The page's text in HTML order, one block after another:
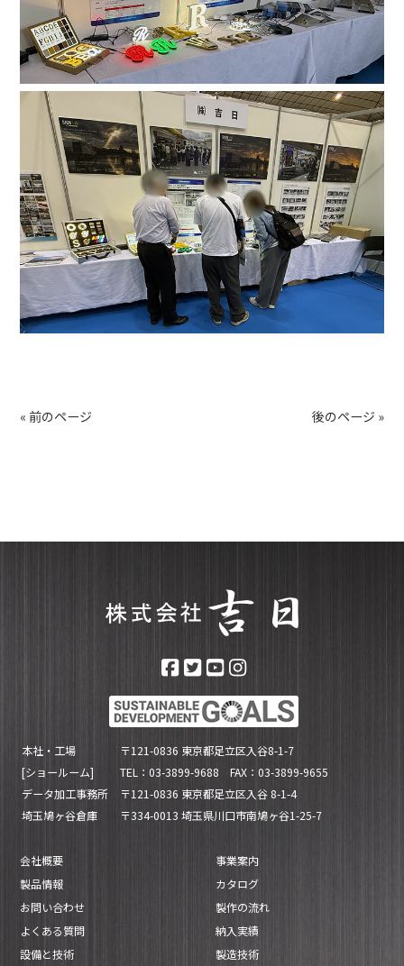
« 前のページ 後のページ »
本社・工場
[ショールーム]
〒121-0836 東京都足立区入谷8-1-7
TEL：03-3899-9688 FAX：03-3899-9655
データ加工事務所
〒121-0836 東京都足立区入谷 8-1-4
埼玉鳩ヶ谷倉庫
〒334-0013 埼玉県川口市南鳩ヶ谷1-25-7
会社概要
事業案内
製品情報
カタログ
お問い合わせ
製作の流れ
よくある質問
納入実績
設備と技術
製造技術